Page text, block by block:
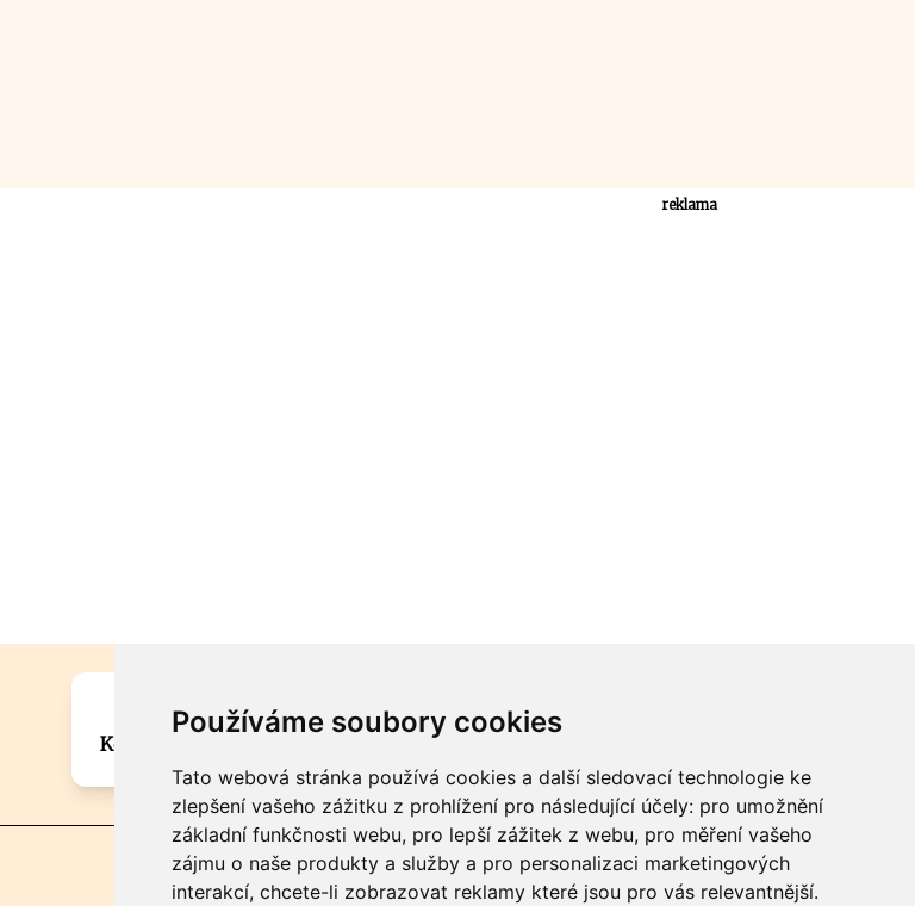
Používáme soubory cookies
Tato webová stránka používá cookies a další sledovací technologie ke
zlepšení vašeho zážitku z prohlížení pro následující účely: pro umožnění
základní funkčnosti webu, pro lepší zážitek z webu, pro měření vašeho
zájmu o naše produkty a služby a pro personalizaci marketingových
interakcí, chcete-li zobrazovat reklamy které jsou pro vás relevantnější.
reklama
Máte zajímavou informaci? Chcete spolupracovat?
Kontaktujte šéfredaktora Martina Chalupu: